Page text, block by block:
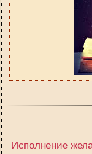
Исполнение